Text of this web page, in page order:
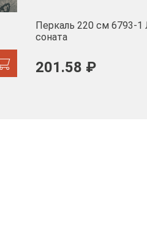
Перкаль 220 см 6793-1
соната
201.58 ₽